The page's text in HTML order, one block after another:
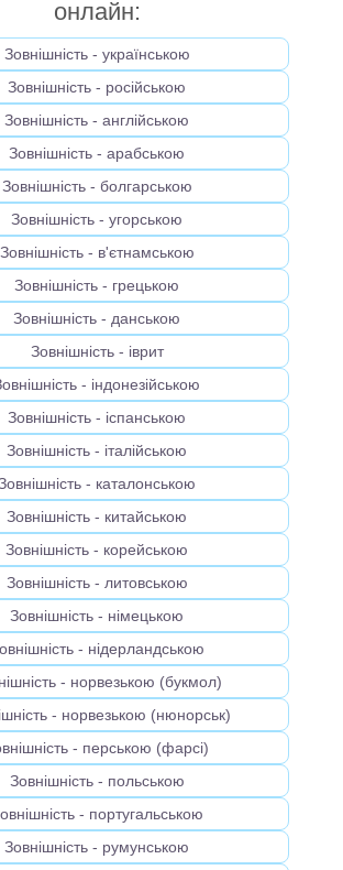
онлайн:
Зовнішність - українською
Зовнішність - російською
Зовнішність - англійською
Зовнішність - арабською
Зовнішність - болгарською
Зовнішність - угорською
Зовнішність - в'єтнамською
Зовнішність - грецькою
Зовнішність - данською
Зовнішність - іврит
- індонезійською
Зовнішність - іспанською
Зовнішність - італійською
- каталонською
Зовнішність - китайською
Зовнішність - корейською
Зовнішність - литовською
Зовнішність - німецькою
- нідерландською
- норвезькою (букмол)
- норвезькою (нюнорськ)
- перською (фарсі)
Зовнішність - польською
- португальською
Зовнішність - румунською